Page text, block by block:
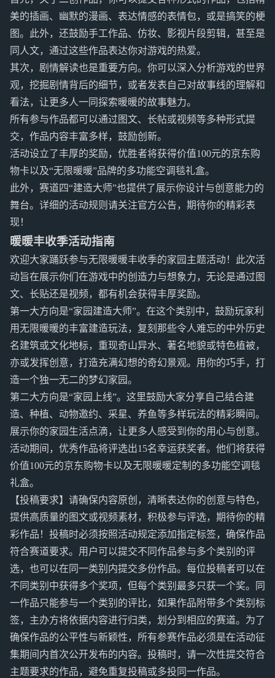
美的插画、幽默的漫画、表达情感的表情包，或是搞笑的梗
图。此外，还鼓励手工作品、仿妆、影视片段剪辑，甚至是
同人文，通过这些作品表达你对游戏的热爱。
其次，剧情解读也是重要方向。你可以深入分析游戏的世界
观，挖掘剧情背后的细节，或者发表自己对故事线的理解和
看法，让更多人一同探索暖暖的故事魅力。
所有参与作品都可以通过图文、长帖或视频等多种形式提
交，作品内容丰富多样，鼓励创新。
活动设立了丰厚的奖励，优胜者将获得价值100元的京东购
物卡以及“无限暖暖”品牌的多功能空调毯礼盒。
此外，赛道四“建造大师”也提供了展示你设计与创意能力的
舞台。详细的活动规则请关注官方公告，期待你的精彩表
现！
暖暖丰收季活动指南
欢迎大家踊跃参与无限暖暖丰收季的家园主题活动！此次活
动旨在展示你们在游戏中的创造力与想象力，无论是通过图
文、长贴还是视频，都有机会获得丰厚奖励。
第一大方向是“家园建造大师”。在这个类别中，鼓励玩家利
用无限暖暖的丰富建造玩法，复刻那些令人难忘的中外历史
名建筑或文化地标，重现奇山异水、著名地貌或特色植被，
亦或发挥创意，打造充满幻想的奇幻景观。用你的巧手，打
造一个独一无二的梦幻家园。
第二大方向是“家园上线”。这里鼓励大家分享自己结合建
造、种植、动物邀约、采星、养鱼等多样玩法的精彩瞬间。
展示你的家园生活点滴，让更多人感受到你的用心与创意。
活动期间，优秀作品将评选出15名幸运获奖者。他们将获得
价值100元的京东购物卡以及无限暖暖定制的多功能空调毯
礼盒。
【投稿要求】请确保内容原创，清晰表达你的创意与特色，
提供高质量的图文或视频素材，积极参与评选，期待你的精
彩作品！投稿时必须按照活动规定添加指定标签，确保作品
符合赛道要求。用户可以提交不同作品参与多个类别的评
选，也可以在同一类别内提交多份作品。每位投稿者可以在
不同类别中获得多个奖项，但每个类别最多只获一个奖。同
一作品只能参与一个类别的评比，如果作品附带多个类别标
签，主办方将依据内容进行归类，划分到相应的赛道。为了
确保作品的公平性与新颖性，所有参赛作品必须是在活动征
集期间内首次公开发布的内容。投稿时，请一次性提交符合
主题要求的作品，避免重复投稿或多投同一作品。